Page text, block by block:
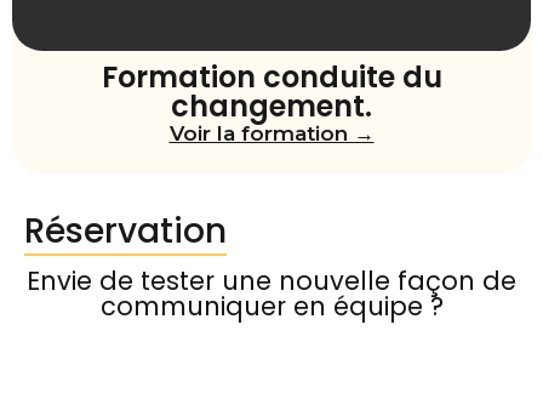
Formation conduite du
changement.
Voir la formation →
Réservation
Envie de tester une nouvelle façon de
communiquer en équipe ?